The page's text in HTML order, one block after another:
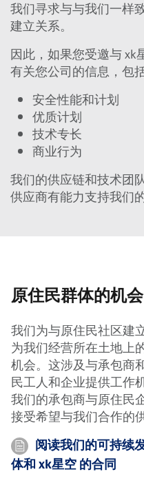
我们寻求与与我们一样
建立关系。
因此，如果您受邀与 xk
有关您公司的信息，包
安全性能和计划
优质计划
技术专长
商业行为
我们的供应链和技术团
供应商有能力支持我们
原住民群体的机会
我们为与原住民社区建
为我们经营所在土地上
机会。这涉及与承包商
民工人和企业提供工作
我们的承包商与原住民
接受希望与我们合作的
阅读我们的可持续
体和 xk星空 的合同